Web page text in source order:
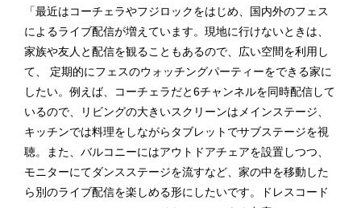
「最近はコーチェラやフジロックをはじめ、国内外のフェス
によるライブ配信が増えています。現地に行けないときは、
家族や友人と配信を観ることもあるので、広い空間を利用し
て、 定期的にフェスのウォッチングパーティーをできる家に
したい。例えば、コーチェラだと6チャンネルを同時配信して
いるので、リビングの大きいスクリーンはメインステージ、
キッチンでは料理をしながらタブレットでサブステージを視
聴。また、バルコニーにはアウトドアチェアを設置しつつ、
モニターにてダンスステージを流すなど、家の中を移動した
ら別のライブ配信を楽しめる形にしたいです。ドレスコード